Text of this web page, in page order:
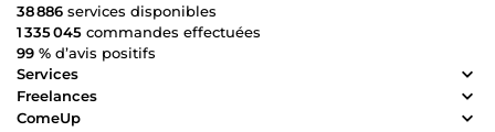
38 886 services disponibles
1 335 045 commandes effectuées
99 % d’avis positifs
Services
Freelances
ComeUp